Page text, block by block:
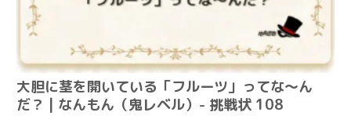
大胆に茎を開いている「フルーツ」ってな～ん
だ？ | なんもん（鬼レベル）- 挑戦状 108